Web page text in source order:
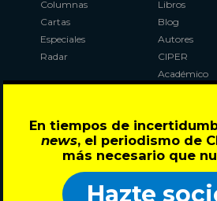
En tiempos de
news, el periodismo de
más necesario que
Hazte
Columnas
Cartas
Especiales
Radar
Libros
Blog
Autores
CIPER
Académico
Al Plebiscito
con CIPER